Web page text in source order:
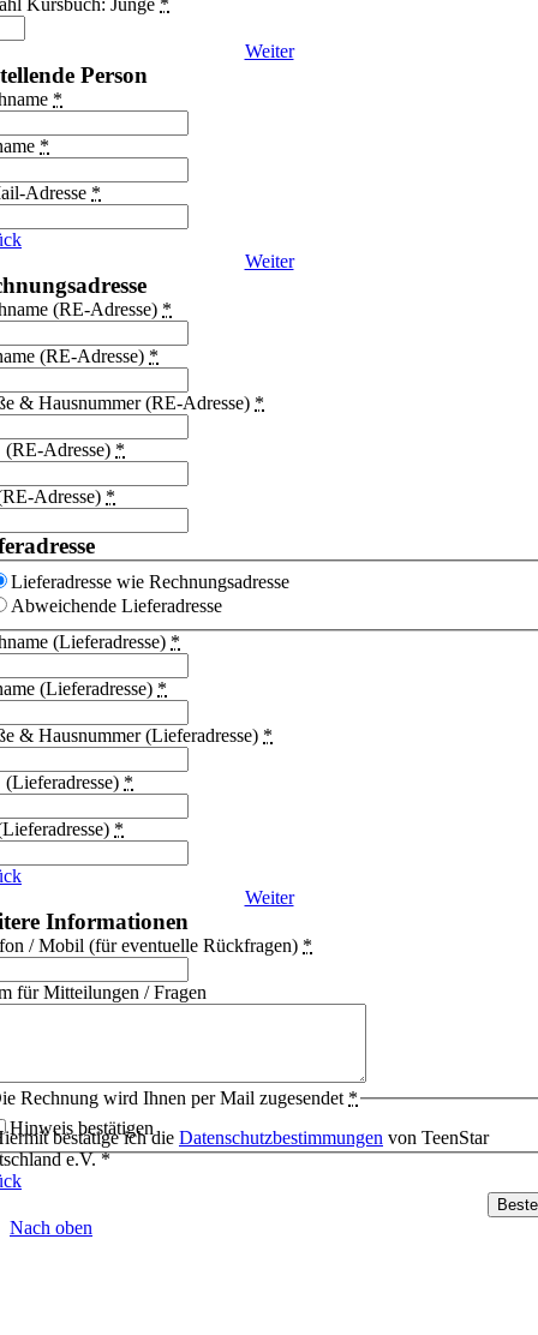
Kursbuch: Junge *
Weiter
Person
*
*
Adresse *
Weiter
(RE-Adresse) *
(RE-Adresse) *
& Hausnummer (RE-Adresse) *
Adresse) *
Adresse) *
Lieferadresse wie Rechnungsadresse
Abweichende Lieferadresse
(Lieferadresse) *
(Lieferadresse) *
& Hausnummer (Lieferadresse) *
*
*
Weiter
Informationen
/ Mobil (für eventuelle Rückfragen) *
für Mitteilungen / Fragen
Rechnung wird Ihnen per Mail zugesendet *
Hinweis bestätigen
bestätige ich die Datenschutzbestimmungen von TeenStar
e.V. *
Nach oben